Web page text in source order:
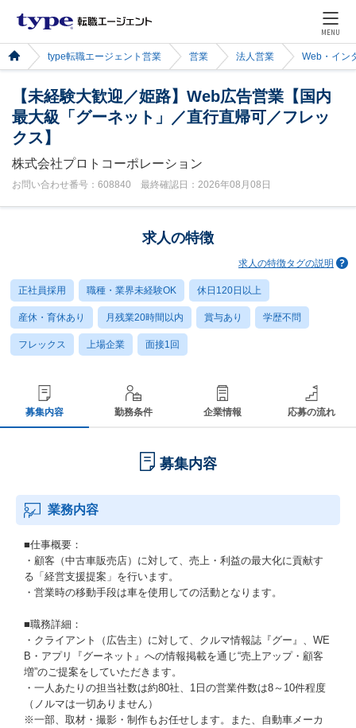
MENU
type転職エージェント営業 営業 法人営業 Web・イン
【未経験大歓迎／姫路】Web広告営業【国内
最大級「グーネット」／直行直帰可／フレッ
クス】
株式会社プロトコーポレーション
お問い合わせ番号：608840 最終確認日：2026年08月08日
求人の特徴
求人の特徴タグの説明
正社員採用 職種・業界未経験OK 休日120日以上
産休・育休あり 月残業20時間以内 賞与あり 学歴不問
フレックス 上場企業 面接1回
募集内容 勤務条件 企業情報 応募の流れ
募集内容
業務内容
■仕事概要：
・顧客（中古車販売店）に対して、売上・利益の最大化に貢献す
る「経営支援提案」を行います。
・営業時の移動手段は車を使用しての活動となります。
■職務詳細：
・クライアント（広告主）に対して、クルマ情報誌『グー』、WE
B・アプリ『グーネット』への情報掲載を通じ“売上アップ・顧客
増”のご提案をしていただきます。
・一人あたりの担当社数は約80社、1日の営業件数は8～10件程度
（ノルマは一切ありません）
※一部、取材・撮影・制作もお任せします。また、自動車メーカ